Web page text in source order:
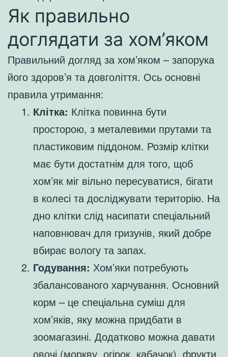
Як правильно
доглядати за хом’яком
Правильний догляд за хом’яком – запорука
його здоров’я та довголіття. Ось основні
правила утримання:
Клітка: Клітка повинна бути
просторою, з металевими прутами та
пластиковим піддоном. Розмір клітки
має бути достатнім для того, щоб
хом’як міг вільно пересуватися, бігати
в колесі та досліджувати територію. На
дно клітки слід насипати спеціальний
наповнювач для гризунів, який добре
вбирає вологу та запах.
Годування: Хом’яки потребують
збалансованого харчування. Основний
корм – це спеціальна суміш для
хом’яків, яку можна придбати в
зоомагазині. Додатково можна давати
овочі (моркву, огірок, кабачок), фрукти